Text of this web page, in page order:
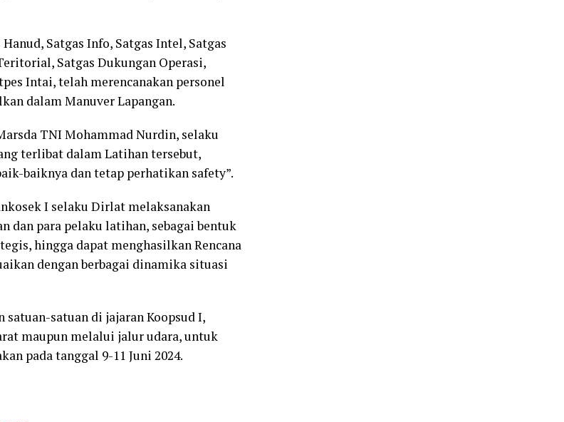
Satgas Info, Satgas Intel, Satgas
Satgas Dukungan Operasi,
Intai, telah merencanakan personel
dalam Manuver Lapangan.
TNI Mohammad Nurdin, selaku
terlibat dalam Latihan tersebut,
baiknya dan tetap perhatikan safety”.
I selaku Dirlat melaksanakan
dan para pelaku latihan, sebagai bentuk
hingga dapat menghasilkan Rencana
dengan berbagai dinamika situasi
satuan di jajaran Koopsud I,
maupun melalui jalur udara, untuk
pada tanggal 9-11 Juni 2024.